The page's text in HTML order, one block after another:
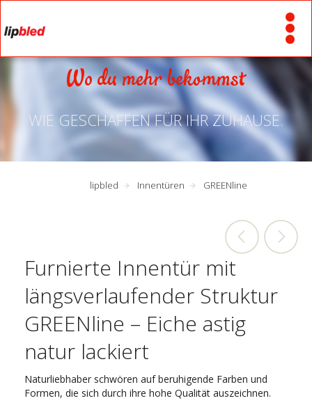
Wo du mehr bekommst
WIE GESCHAFFEN FÜR IHR ZUHAUSE.
lipbled Innentüren GREENline
Furnierte Innentür mit
längsverlaufender Struktur
GREENline – Eiche astig
natur lackiert
Naturliebhaber schwören auf beruhigende Farben und
Formen, die sich durch ihre hohe Qualität auszeichnen.